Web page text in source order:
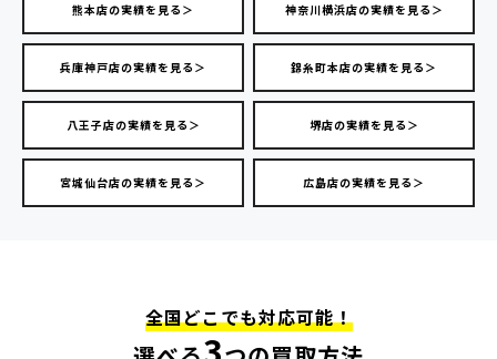
熊本店の実績を見る＞ 神奈川横浜店の実績を見る＞
兵庫神戸店の実績を見る＞ 錦糸町本店の実績を見る＞
八王子店の実績を見る＞ 堺店の実績を見る＞
宮城仙台店の実績を見る＞ 広島店の実績を見る＞
全国どこでも対応可能！